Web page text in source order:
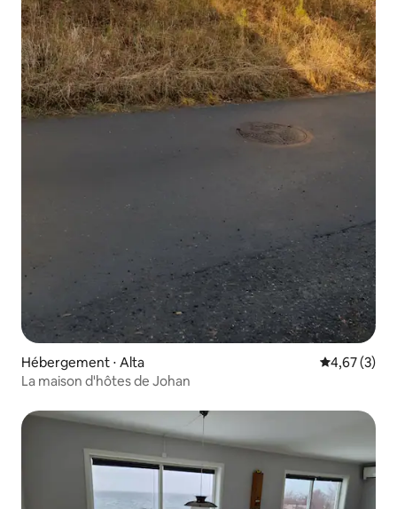
Hébergement ⋅ Alta Évaluation
4,67 (3)
La maison d'hôtes de Johan